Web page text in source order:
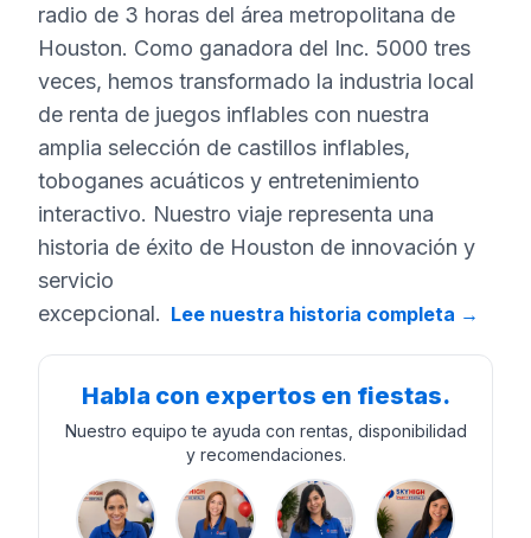
radio de 3 horas del área metropolitana de
Houston. Como ganadora del Inc. 5000 tres
veces, hemos transformado la industria local
de renta de juegos inflables con nuestra
amplia selección de castillos inflables,
toboganes acuáticos y entretenimiento
interactivo. Nuestro viaje representa una
historia de éxito de Houston de innovación y
servicio
excepcional. Lee nuestra historia completa →
Habla con expertos en fiestas.
Nuestro equipo te ayuda con rentas, disponibilidad
y recomendaciones.